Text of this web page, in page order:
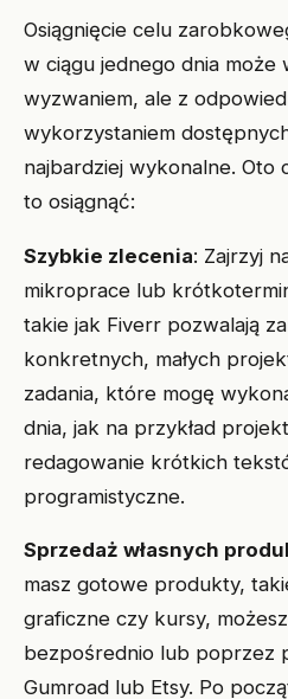
Osiągnięcie celu
w ciągu jednego dnia może
wyzwaniem, ale z
wykorzystaniem
najbardziej wykonalne. Oto
to osiągnąć:
Szybkie zlecenia: Zajrzyj
mikroprace lub
takie jak Fiverr pozwalają
konkretnych, małych
zadania, które mogę
dnia, jak na przykład
redagowanie krótkich
programistyczne.
Sprzedaż własnych
masz gotowe produkty,
graficzne czy kursy,
bezpośrednio lub poprzez
Gumroad lub Etsy. Po